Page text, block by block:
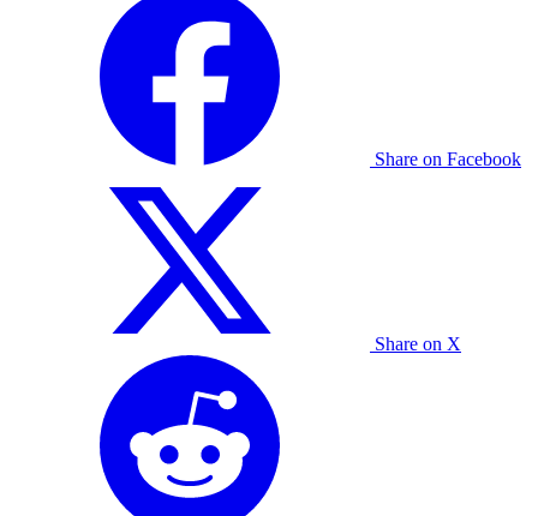
Share on Facebook
Share on X